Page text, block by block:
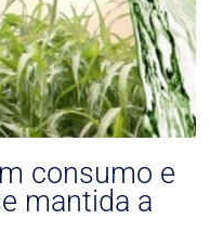
consumo e
mantida a